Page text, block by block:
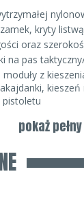
kryty listwą
oraz
na pas
z
kieszeń
pistoletu
velcro
pokaż